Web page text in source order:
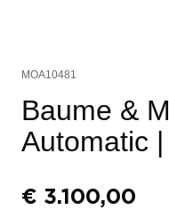
MOA10481
Baume &
Automatic
€ 3.100,00